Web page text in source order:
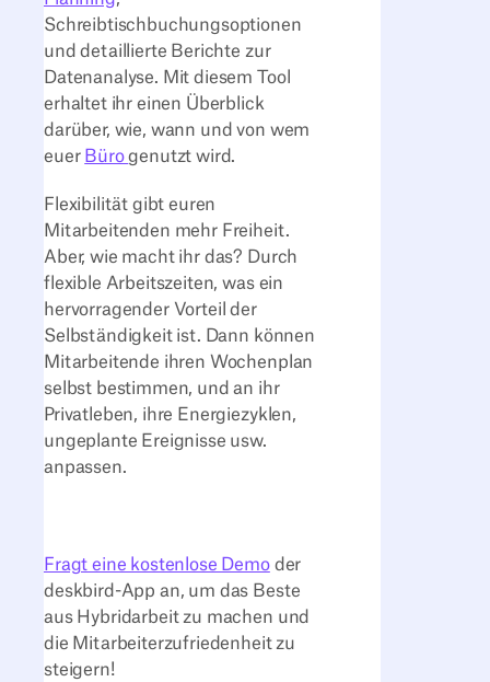
Schreibtischbuchungsoptionen
und detaillierte Berichte zur
Datenanalyse. Mit diesem Tool
erhaltet ihr einen Überblick
darüber, wie, wann und von wem
euer Bürogenutzt wird.
Flexibilität gibt euren
Mitarbeitenden mehr Freiheit.
Aber, wie macht ihr das? Durch
flexible Arbeitszeiten, was ein
hervorragender Vorteil der
Selbständigkeit ist. Dann können
Mitarbeitende ihren Wochenplan
selbst bestimmen, und an ihr
Privatleben, ihre Energiezyklen,
ungeplante Ereignisse usw.
anpassen.
Fragt eine kostenlose Demoder
deskbird-App an, um das Beste
aus Hybridarbeit zu machen und
die Mitarbeiterzufriedenheit zu
steigern!